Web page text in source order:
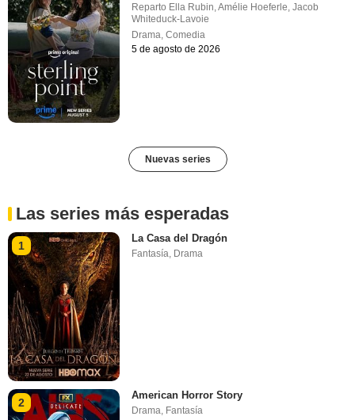
Reparto Ella Rubin,Amélie Hoeferle,Jacob
Whiteduck-Lavoie
Drama,Comedia
5 de agosto de 2026
Nuevas series
Las series más esperadas
1
La Casa del Dragón
Fantasía Drama
2
American Horror Story
Drama, Fantasía